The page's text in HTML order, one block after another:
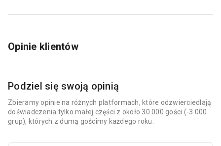
Opinie klientów
Podziel się swoją opinią
Zbieramy opinie na różnych platformach, które odzwierciedlają
doświadczenia tylko małej części z około 30 000 gości (-3 000
grup), których z dumą gościmy każdego roku.